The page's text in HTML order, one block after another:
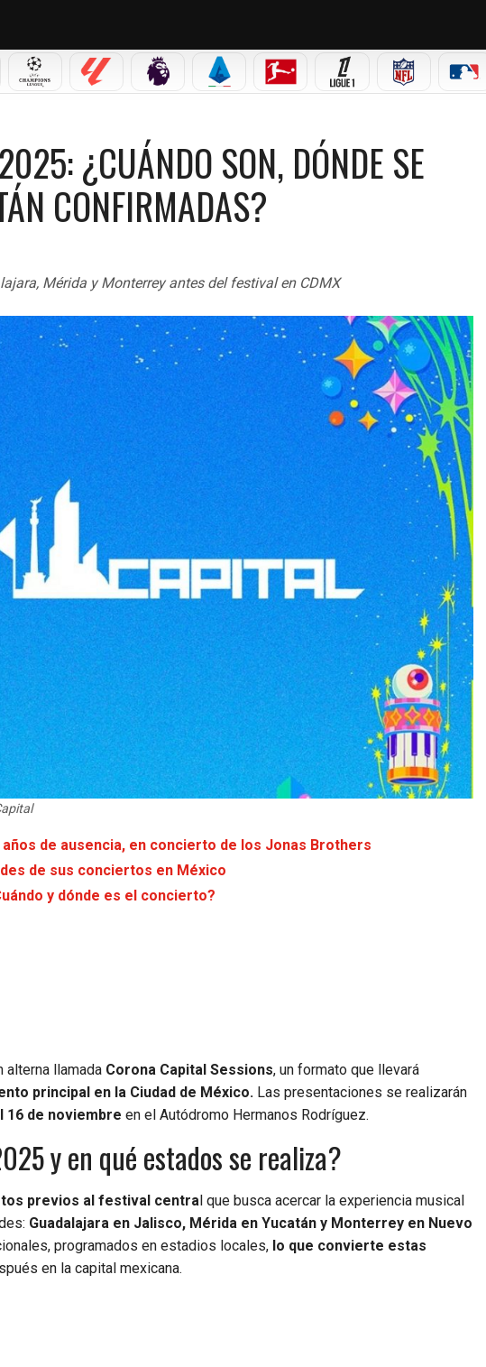
MX CHAMPIONS LEAGUE
LALIGA PREMIER LEAGUE
SERIE A BUNDESLIGALIGUE 1 NFL MLB
¿CUÁNDO SON, DÓNDE SE
CONFIRMADAS?
Mérida y Monterrey antes del festival en CDMX
de ausencia, en concierto de los Jonas Brothers
de sus conciertos en México
y dónde es el concierto?
alterna llamada Corona Capital Sessions, un formato que llevará
principal en la Ciudad de México. Las presentaciones se realizarán
16 de noviembre en el Autódromo Hermanos Rodríguez.
y en qué estados se realiza?
previos al festival central que busca acercar la experiencia musical
Guadalajara en Jalisco, Mérida en Yucatán y Monterrey en Nuevo
programados en estadios locales, lo que convierte estas
en la capital mexicana.